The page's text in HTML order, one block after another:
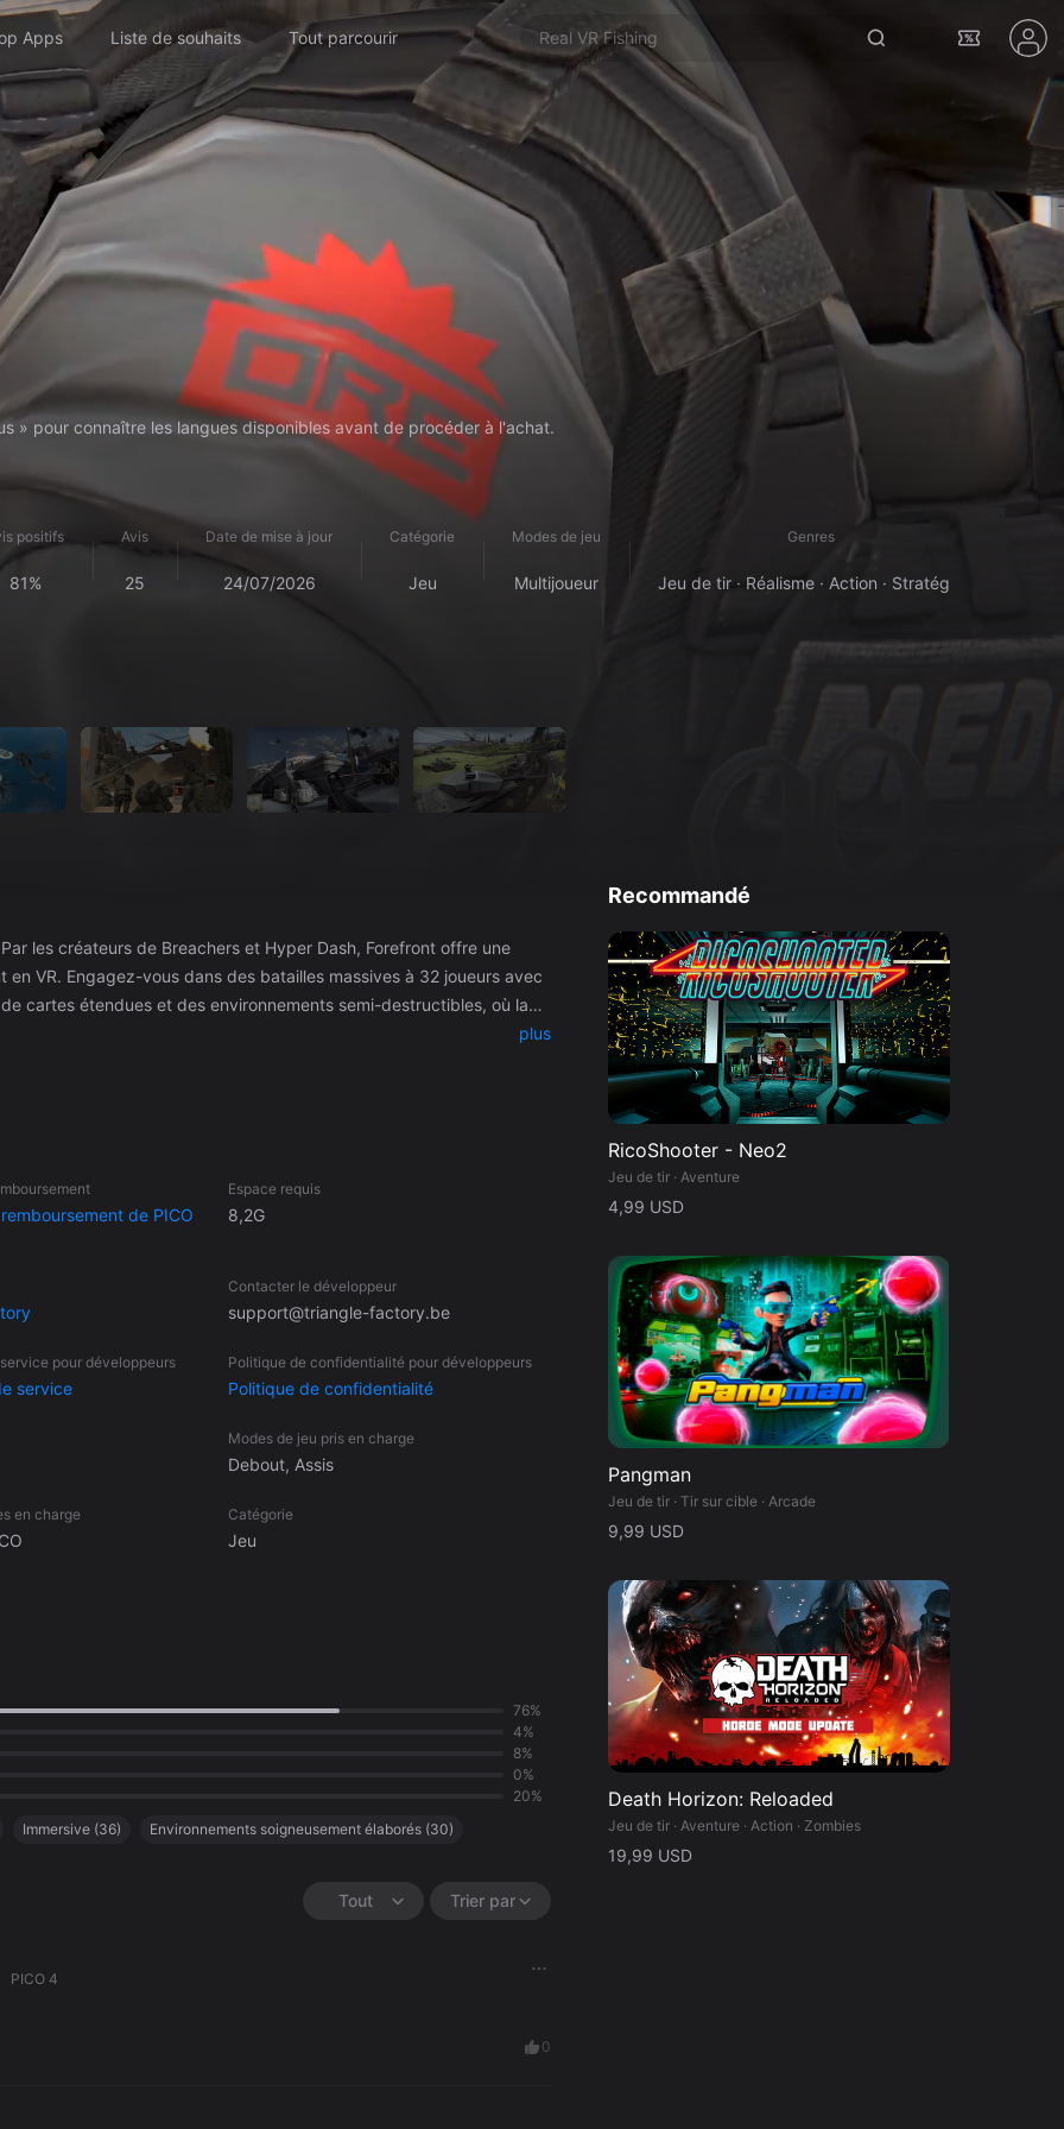
Apps Liste de souhaits Tout parcourir Real VR Fishing
» pour connaître les langues disponibles avant de procéder à l'achat.
positifs
81%
Avis
25
Date de mise à jour
24/07/2026
Catégorie
Jeu
Modes de jeu
Multijoueur
Genres
Jeu de tir · Réalisme · Action · Stratégie
VR. Engagez-vous dans des batailles massives à 32 joueurs avec
cartes étendues et des environnements semi-destructibles, où la
en faisant progresser vos niveaux de soldat et de classe.
tactiques et des combats à grande échelle donnent vie au
énergétique,
sur Red Orpiment, un minéral rare destiné à alimenter le
vous prendre?
plus
de PICO
Espace requis
8,2G
Contacter le développeur
support@triangle-factory.be
pour développeurs
service
Politique de confidentialité pour développeurs
Politique de confidentialité
Modes de jeu pris en charge
Debout, Assis
en charge Catégorie
Jeu
76%
4%
8%
0%
20%
Immersive (36) Environnements soigneusement élaborés (30)
Tout Trier par
PICO 4
0
Recommandé
RicoShooter - Neo2
Jeu de tir · Aventure
4,99 USD
Pangman
Jeu de tir · Tir sur cible · Arcade
9,99 USD
Death Horizon: Reloaded
Jeu de tir · Aventure · Action · Zombies
19,99 USD